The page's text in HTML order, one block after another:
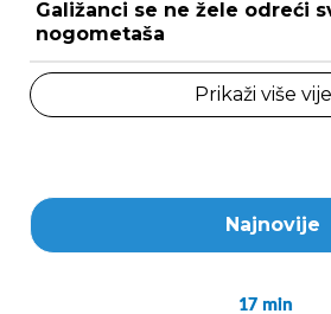
Galižanci se ne žele odreći
nogometaša
Prikaži više
Najnovije
17 min